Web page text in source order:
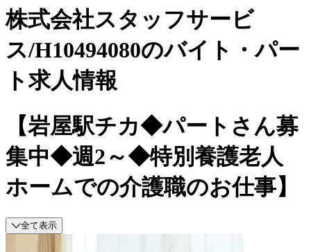
株式会社スタッフサービ
ス/H10494080のバイト・パー
ト求人情報
【岩屋駅チカ◆パートさん募
集中◆週2～◆特別養護老人
ホームでの介護職のお仕事】
全て表示